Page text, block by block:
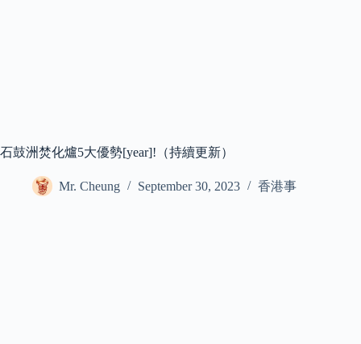
石鼓洲焚化爐5大優勢[year]!（持續更新）
Mr. Cheung September 30, 2023 香港事